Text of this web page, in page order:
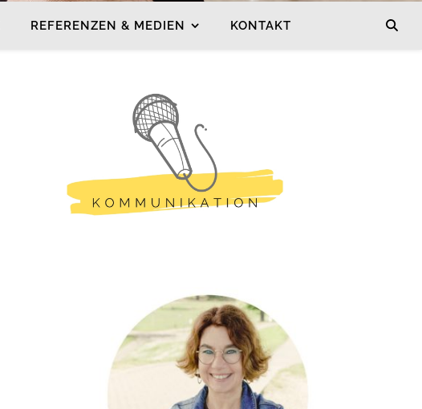
REFERENZEN & MEDIEN KONTAKT